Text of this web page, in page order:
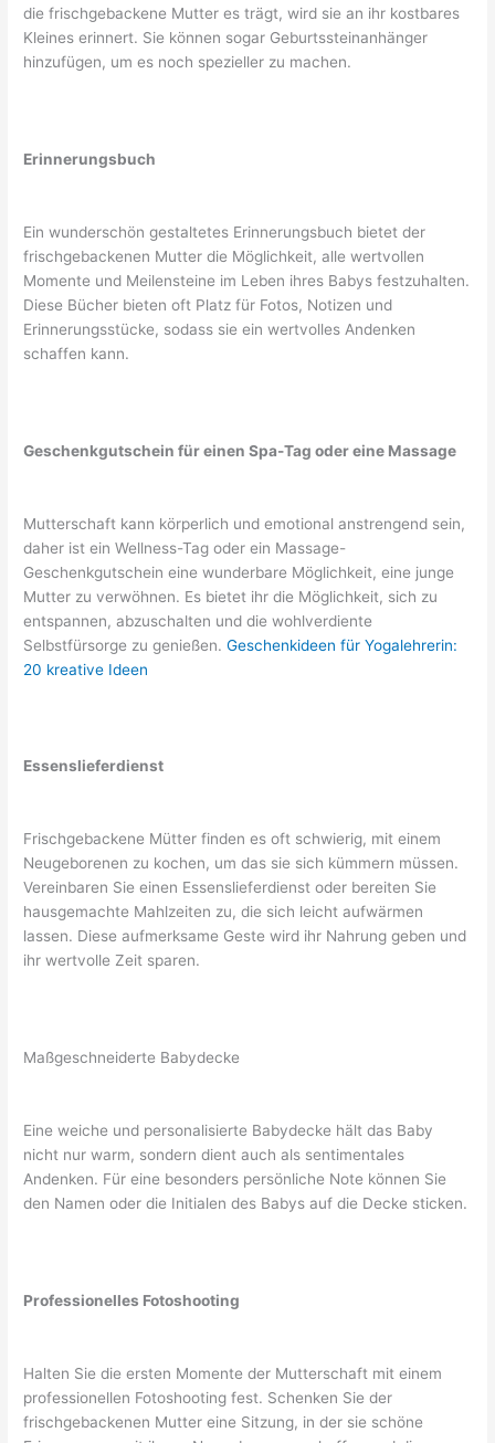
die frischgebackene Mutter es trägt, wird sie an ihr kostbares
Kleines erinnert. Sie können sogar Geburtssteinanhänger
hinzufügen, um es noch spezieller zu machen.
Erinnerungsbuch
Ein wunderschön gestaltetes Erinnerungsbuch bietet der
frischgebackenen Mutter die Möglichkeit, alle wertvollen
Momente und Meilensteine im Leben ihres Babys festzuhalten.
Diese Bücher bieten oft Platz für Fotos, Notizen und
Erinnerungsstücke, sodass sie ein wertvolles Andenken
schaffen kann.
Geschenkgutschein für einen Spa-Tag oder eine Massage
Mutterschaft kann körperlich und emotional anstrengend sein,
daher ist ein Wellness-Tag oder ein Massage-
Geschenkgutschein eine wunderbare Möglichkeit, eine junge
Mutter zu verwöhnen. Es bietet ihr die Möglichkeit, sich zu
entspannen, abzuschalten und die wohlverdiente
Selbstfürsorge zu genießen.Geschenkideen für Yogalehrerin:
20 kreative Ideen
Essenslieferdienst
Frischgebackene Mütter finden es oft schwierig, mit einem
Neugeborenen zu kochen, um das sie sich kümmern müssen.
Vereinbaren Sie einen Essenslieferdienst oder bereiten Sie
hausgemachte Mahlzeiten zu, die sich leicht aufwärmen
lassen. Diese aufmerksame Geste wird ihr Nahrung geben und
ihr wertvolle Zeit sparen.
Maßgeschneiderte Babydecke
Eine weiche und personalisierte Babydecke hält das Baby
nicht nur warm, sondern dient auch als sentimentales
Andenken. Für eine besonders persönliche Note können Sie
den Namen oder die Initialen des Babys auf die Decke sticken.
Professionelles Fotoshooting
Halten Sie die ersten Momente der Mutterschaft mit einem
professionellen Fotoshooting fest. Schenken Sie der
frischgebackenen Mutter eine Sitzung, in der sie schöne